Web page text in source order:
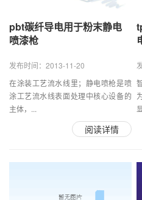
pbt碳纤导电用于粉末静电
喷漆枪
发布时间：2013-11-20
在涂装工艺流水线里；静电喷枪是喷
涂工艺流水线表面处理中核心设备的
主体，...
阅读详情